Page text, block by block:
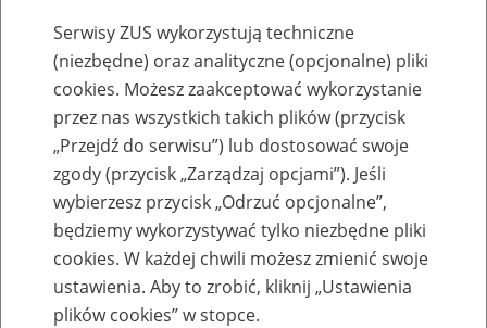
Szkolenia
Zaproś ZUS do siebie - zakładanie profili
eZUS w siedzibie Twojej firmy
Serwisy ZUS wykorzystują techniczne
(niezbędne) oraz analityczne (opcjonalne) pliki
cookies. Możesz zaakceptować wykorzystanie
przez nas wszystkich takich plików (przycisk
„Przejdź do serwisu”) lub dostosować swoje
zgody (przycisk „Zarządzaj opcjami”). Jeśli
wybierzesz przycisk „Odrzuć opcjonalne”,
będziemy wykorzystywać tylko niezbędne pliki
cookies. W każdej chwili możesz zmienić swoje
ustawienia. Aby to zrobić, kliknij „Ustawienia
plików cookies” w stopce.